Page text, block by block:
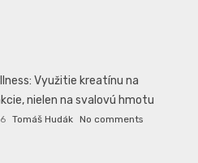
Využitie kreatínu na
nielen na svalovú hmotu
Tomáš Hudák No comments